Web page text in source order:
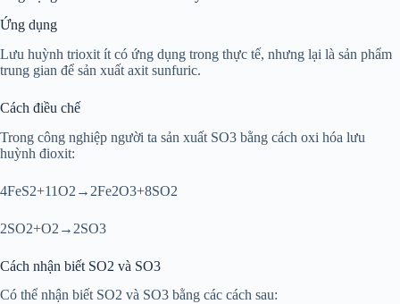
Ứng dụng
Lưu huỳnh trioxit ít có ứng dụng trong thực tế, nhưng lại là sản phẩm
trung gian để sản xuất axit sunfuric.
Cách điều chế
Trong công nghiệp người ta sản xuất SO3 bằng cách oxi hóa lưu
huỳnh đioxit:
4FeS2+11O2→2Fe2O3+8SO2
2SO2+O2→2SO3
Cách nhận biết SO2 và SO3
Có thể nhận biết SO2 và SO3 bằng các cách sau: